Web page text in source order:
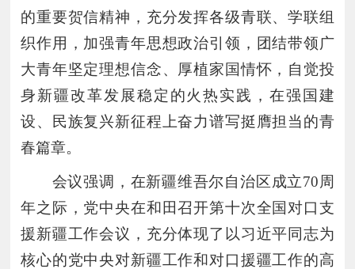
的重要贺信精神，充分发挥各级青联、学联组
织作用，加强青年思想政治引领，团结带领广
大青年坚定理想信念、厚植家国情怀，自觉投
身新疆改革发展稳定的火热实践，在强国建
设、民族复兴新征程上奋力谱写挺膺担当的青
春篇章。
会议强调，在新疆维吾尔自治区成立70周
年之际，党中央在和田召开第十次全国对口支
援新疆工作会议，充分体现了以习近平同志为
核心的党中央对新疆工作和对口援疆工作的高